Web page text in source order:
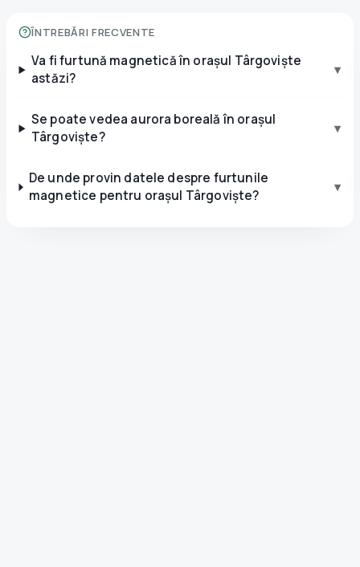
ÎNTREBĂRI FRECVENTE
Va fi furtună magnetică în orașul Târgoviște
astăzi?
▾
Se poate vedea aurora boreală în orașul
Târgoviște?
▾
De unde provin datele despre furtunile
magnetice pentru orașul Târgoviște?
▾